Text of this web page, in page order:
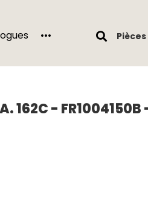
···
162C - FR1004150B